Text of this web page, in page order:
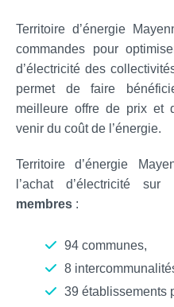
Territoire d’énergie
commandes pour
d’électricité des
permet de faire
meilleure offre de prix et
venir du coût de l’énergie.
Territoire d’énergie
l’achat d’électricité
membres :
94 communes,
8
39 établissements